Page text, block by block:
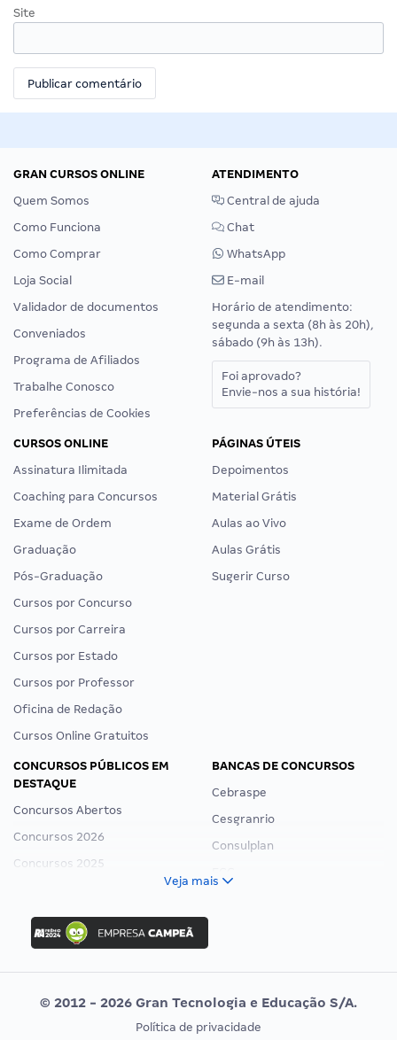
Site
GRAN CURSOS ONLINE
Quem Somos
Como Funciona
Como Comprar
Loja Social
Validador de documentos
Conveniados
Programa de Afiliados
Trabalhe Conosco
Preferências de Cookies
ATENDIMENTO
Central de ajuda
Chat
WhatsApp
E-mail
Horário de atendimento:
segunda a sexta (8h às 20h),
sábado (9h às 13h).
Foi aprovado?
Envie-nos a sua história!
CURSOS ONLINE
Assinatura Ilimitada
Coaching para Concursos
Exame de Ordem
Graduação
Pós-Graduação
Cursos por Concurso
Cursos por Carreira
Cursos por Estado
Cursos por Professor
Oficina de Redação
Cursos Online Gratuitos
PÁGINAS ÚTEIS
Depoimentos
Material Grátis
Aulas ao Vivo
Aulas Grátis
Sugerir Curso
CONCURSOS PÚBLICOS EM
DESTAQUE
Concursos Abertos
Concursos 2026
Concursos 2025
Concurso Ibama
Concurso MPU
Editais publicados
BANCAS DE CONCURSOS
Cebraspe
Cesgranrio
Consulplan
Vunesp
CONCURSOS POR PROFISSÃO EXAME DE ORDEM
Veja mais
© 2012 - 2026 Gran Tecnologia e Educação S/A.
Política de privacidade